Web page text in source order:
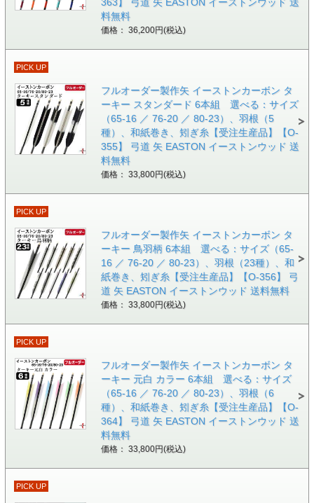
料無料
価格： 36,200円(税込)
PICK UP
フルオーダー製作矢 イーストンカーボン タ
ーキー スタンダード 6本組 選べる：サイズ
（65-16 ／ 76-20 ／ 80-23）、羽根（5
種）、和紙巻き、矧ぎ糸【受注生産品】【O-
355】 弓道 矢 EASTON イーストンウッド 送
料無料
価格： 33,800円(税込)
PICK UP
フルオーダー製作矢 イーストンカーボン タ
ーキー 鳥羽柄 6本組 選べる：サイズ（65-
16 ／ 76-20 ／ 80-23）、羽根（23種）、和
紙巻き、矧ぎ糸【受注生産品】【O-356】 弓
道 矢 EASTON イーストンウッド 送料無料
価格： 33,800円(税込)
PICK UP
フルオーダー製作矢 イーストンカーボン タ
ーキー 元白 カラー 6本組 選べる：サイズ
（65-16 ／ 76-20 ／ 80-23）、羽根（6
種）、和紙巻き、矧ぎ糸【受注生産品】【O-
364】 弓道 矢 EASTON イーストンウッド 送
料無料
価格： 33,800円(税込)
PICK UP